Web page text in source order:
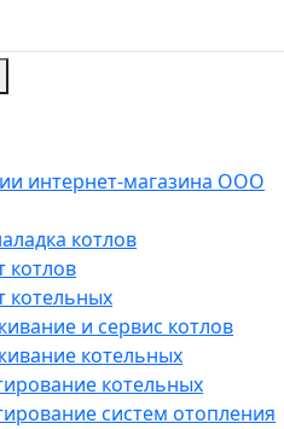
интернет-магазина ООО
котлов
котлов
котельных
и сервис котлов
котельных
котельных
систем отопления